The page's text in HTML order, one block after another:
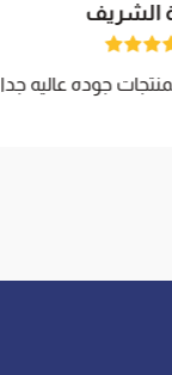
الشريف
جوده عاليه جدا